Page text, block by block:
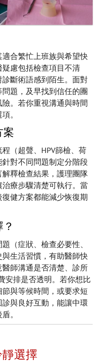
合繁忙上班族與希望快
慮包括檢查項目不清
斷術語感到陌生。面對
題，及早找到信任的團
。若你重視溝通與時間
。
案
（超聲、HPV篩檢、荷
對不同問題制定分階段
釋檢查結果，護理團隊
療步驟清楚可執行。當
健方案都能減少恢復期
（症狀、檢查必要性、
生活習慣，有助醫師快
師溝通是否清楚、診所
安排是否透明。若你想比
與等候時間，或要求短
與良好互動，能讓中環
。
選擇